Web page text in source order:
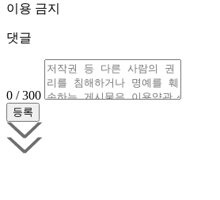
이용 금지
댓글
0 / 300